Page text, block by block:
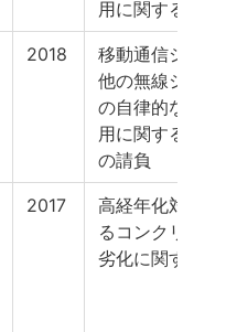
用に関する調
2018
移動通信システ
他の無線システ
の自律的な周波
用に関する調
の請負
2017
高経年化対策に
るコンクリー
劣化に関する研